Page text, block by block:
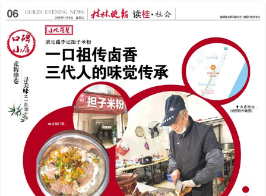
前一版 2025年11月05日